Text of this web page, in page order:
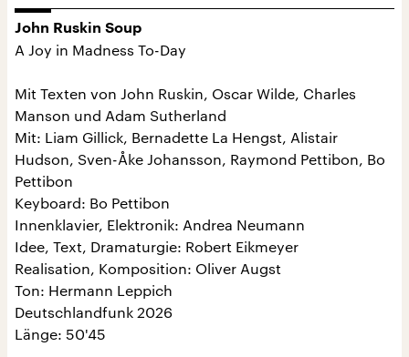
John Ruskin Soup
A Joy in Madness To-Day
Mit Texten von John Ruskin, Oscar Wilde, Charles
Manson und Adam Sutherland
Mit: Liam Gillick, Bernadette La Hengst, Alistair
Hudson, Sven-Åke Johansson, Raymond Pettibon, Bo
Pettibon
Keyboard: Bo Pettibon
Innenklavier, Elektronik: Andrea Neumann
Idee, Text, Dramaturgie: Robert Eikmeyer
Realisation, Komposition: Oliver Augst
Ton: Hermann Leppich
Deutschlandfunk 2026
Länge: 50'45